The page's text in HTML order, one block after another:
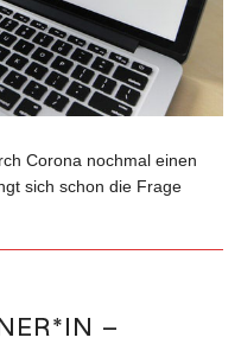
Corona nochmal einen
sich schon die Frage
–